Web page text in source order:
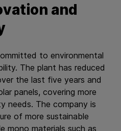
and
to environmental
The plant has reduced
the last five years and
panels, covering more
needs. The company is
of more sustainable
mono materials such as